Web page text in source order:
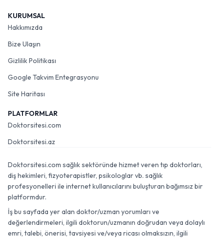
KURUMSAL
Hakkımızda
Bize Ulaşın
Gizlilik Politikası
Google Takvim Entegrasyonu
Site Haritası
PLATFORMLAR
Doktorsitesi.com
Doktorsitesi.az
Doktorsitesi.com sağlık sektöründe hizmet veren tıp doktorları,
diş hekimleri, fizyoterapistler, psikologlar vb. sağlık
profesyonelleri ile internet kullanıcılarını buluşturan bağımsız bir
platformdur.
İş bu sayfada yer alan doktor/uzman yorumları ve
değerlendirmeleri, ilgili doktorun/uzmanın doğrudan veya dolaylı
emri, talebi, önerisi, tavsiyesi ve/veya ricası olmaksızın, ilgili